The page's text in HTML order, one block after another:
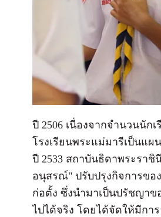
ปี 2506 เนื่องจากจำนวนนั
โรงเรียนพระแม่มารีเป็นแ
ปี 2533 สถาบันธิดาพระราชิ
อนุสรณ์" ปรับปรุงกิจการขอ
ก่อตั้ง ซึ่งนำมาเป็นปรัชญาข
ไปได้จริง โดยได้จัดให้มีกา